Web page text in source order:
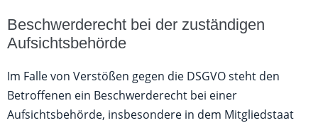
Beschwerde­recht bei der zuständigen
Aufsichts­behörde
Im Falle von Verstößen gegen die DSGVO steht den
Betroffenen ein Beschwerderecht bei einer
Aufsichtsbehörde, insbesondere in dem Mitgliedstaat